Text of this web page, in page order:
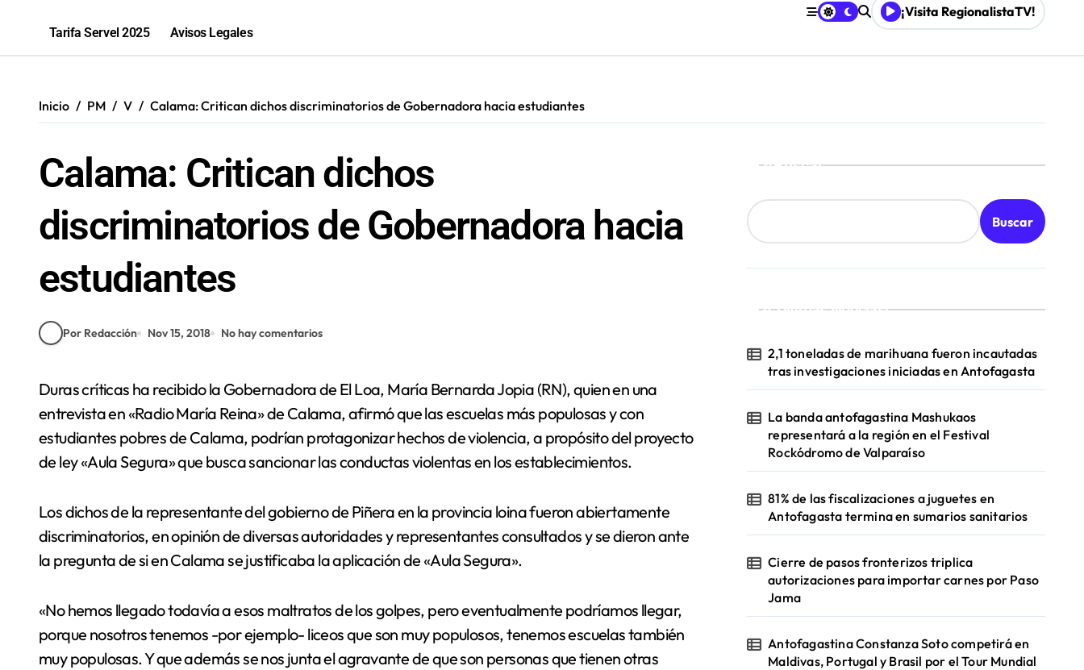
Tarifa Servel 2025 Avisos Legales
¡Visita RegionalistaTV!
Inicio PM V Calama: Critican dichos discriminatorios de Gobernadora hacia estudiantes
Calama: Critican dichos
discriminatorios de Gobernadora hacia
estudiantes
Por Redacción Nov 15, 2018 No hay comentarios
Duras críticas ha recibido la Gobernadora de El Loa, María Bernarda Jopia (RN), quien en una
entrevista en «Radio María Reina» de Calama, afirmó que las escuelas más populosas y con
estudiantes pobres de Calama, podrían protagonizar hechos de violencia, a propósito del proyecto
de ley «Aula Segura» que busca sancionar las conductas violentas en los establecimientos.
Los dichos de la representante del gobierno de Piñera en la provincia loina fueron abiertamente
discriminatorios, en opinión de diversas autoridades y representantes consultados y se dieron ante
la pregunta de si en Calama se justificaba la aplicación de «Aula Segura».
«No hemos llegado todavía a esos maltratos de los golpes, pero eventualmente podríamos llegar,
porque nosotros tenemos -por ejemplo- liceos que son muy populosos, tenemos escuelas también
muy populosas. Y que además se nos junta el agravante de que son personas que tienen otras
Buscar
Buscar
¡Ultimas Noticias!
2,1 toneladas de marihuana fueron incautadas
tras investigaciones iniciadas en Antofagasta
La banda antofagastina Mashukaos
representará a la región en el Festival
Rockódromo de Valparaíso
81% de las fiscalizaciones a juguetes en
Antofagasta termina en sumarios sanitarios
Cierre de pasos fronterizos triplica
autorizaciones para importar carnes por Paso
Jama
Antofagastina Constanza Soto competirá en
Maldivas, Portugal y Brasil por el Tour Mundial